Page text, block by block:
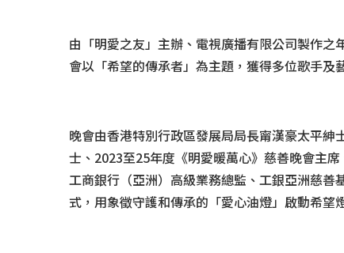
由「明愛之友」主辦、電視廣播有限公司製作
會以「希望的傳承者」為主題，獲得多位歌手
晚會由香港特別行政區發展局局長甯漢豪太平
士、2023至25年度《明愛暖萬心》慈善晚會主
工商銀行（亞洲）高級業務總監、工銀亞洲慈
式，用象徵守護和傳承的「愛心油燈」啟動希望